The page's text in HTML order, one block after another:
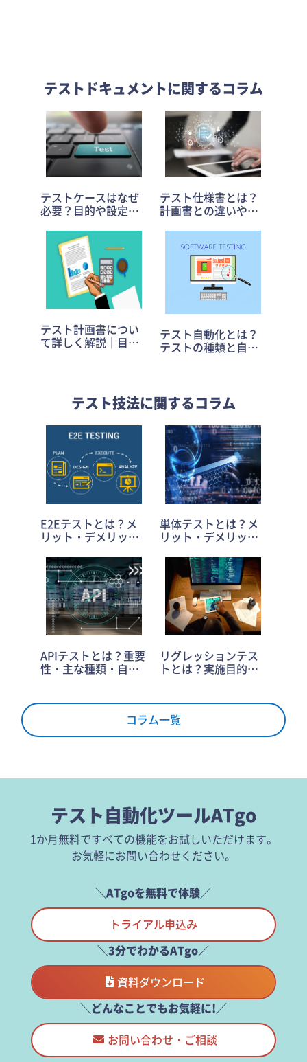
テストドキュメントに関するコラム
テストケースはなぜ
必要？目的や設定す
テスト仕様書とは？
計画書との違いや項
テスト計画書につい
て詳しく解説｜目的 テスト自動化とは？
テストの種類と自動
テスト技法に関するコラム
E2Eテストとは？メ
リット・デメリット
単体テストとは？メ
リット・デメリット
点まで
APIテストとは？重要
性・主な種類・自動
リグレッションテス
トとは？実施目的や
コラム一覧
テスト自動化ツールATgo
1か月無料ですべての機能をお試しいただけます。
お気軽にお問い合わせください。
＼ATgoを無料で体験／
トライアル申込み
＼3分でわかるATgo／
資料ダウンロード
＼どんなことでもお気軽に!／
お問い合わせ・ご相談